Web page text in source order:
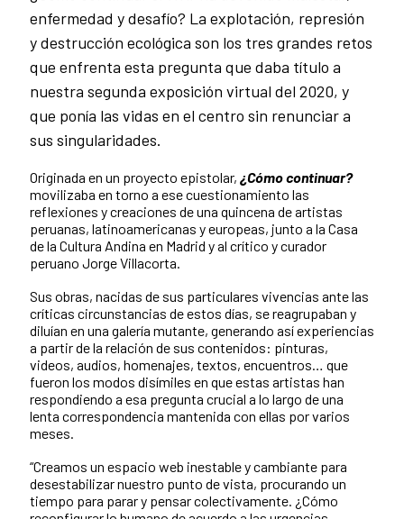
enfermedad y desafío? La explotación, represión
y destrucción ecológica son los tres grandes retos
que enfrenta esta pregunta que daba título a
nuestra segunda exposición virtual del 2020, y
que ponía las vidas en el centro sin renunciar a
sus singularidades.
Originada en un proyecto epistolar, ¿Cómo continuar?
movilizaba en torno a ese cuestionamiento las
reflexiones y creaciones de una quincena de artistas
peruanas, latinoamericanas y europeas, junto a la Casa
de la Cultura Andina en Madrid y al crítico y curador
peruano Jorge Villacorta.
Sus obras, nacidas de sus particulares vivencias ante las
críticas circunstancias de estos días, se reagrupaban y
diluían en una galería mutante, generando así experiencias
a partir de la relación de sus contenidos: pinturas,
videos, audios, homenajes, textos, encuentros… que
fueron los modos disímiles en que estas artistas han
respondiendo a esa pregunta crucial a lo largo de una
lenta correspondencia mantenida con ellas por varios
meses.
“Creamos un espacio web inestable y cambiante para
desestabilizar nuestro punto de vista, procurando un
tiempo para parar y pensar colectivamente. ¿Cómo